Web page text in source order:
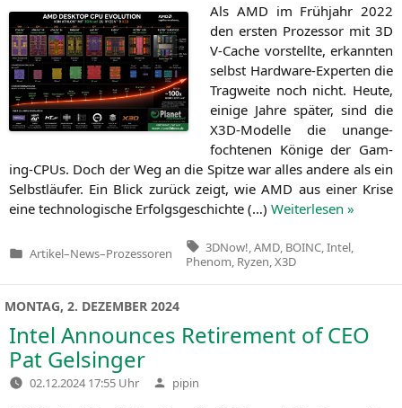
Als AMD im Früh­jahr 2022
den ers­ten Pro­zes­sor mit 3D
V‑Cache vor­stell­te, erkann­ten
selbst Har­d­­wa­re-Exper­­ten die
Trag­wei­te noch nicht. Heu­te,
eini­ge Jah­re spä­ter, sind die
X3D-Model­­le die unan­ge­
foch­te­nen Köni­ge der Gam­
ing-CPUs. Doch der Weg an die Spit­ze war alles ande­re als ein
Selbst­läu­fer. Ein Blick zurück zeigt, wieAMD aus einer Kri­se
eine tech­no­lo­gi­sche Erfolgs­ge­schich­te (…) Wei­ter­le­sen »
Veröffentlicht
Artikel–News–Prozessoren
Tags:
3DNow! AMD BOINC Intel
Phenom Ryzen X3D
MONTAG, 2. DEZEMBER 2024
Intel Announces Retirement ofCEO
Pat Gelsinger
02.12.2024 17:55 Uhr Verfasst
von
pipin